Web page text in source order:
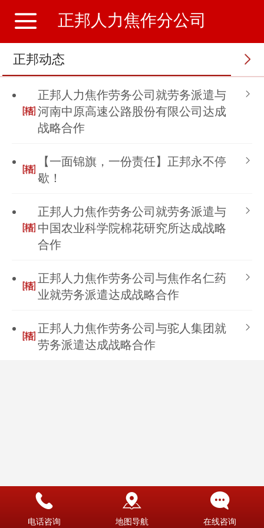
正邦人力焦作分公司
正邦动态
正邦人力焦作劳务公司就劳务派遣与
河南中原高速公路股份有限公司达成
战略合作
【一面锦旗，一份责任】正邦永不停
歇！
正邦人力焦作劳务公司就劳务派遣与
中国农业科学院棉花研究所达成战略
合作
正邦人力焦作劳务公司与焦作名仁药
业就劳务派遣达成战略合作
正邦人力焦作劳务公司与驼人集团就
劳务派遣达成战略合作
电话咨询 地图导航 在线咨询